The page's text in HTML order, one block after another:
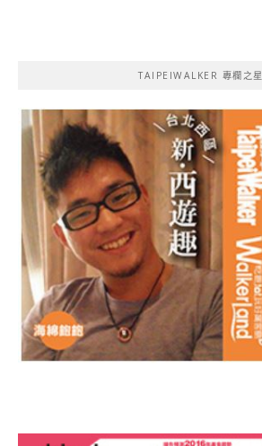
TAIPEIWALKER 專欄之星